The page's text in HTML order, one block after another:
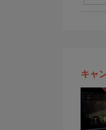
キャ